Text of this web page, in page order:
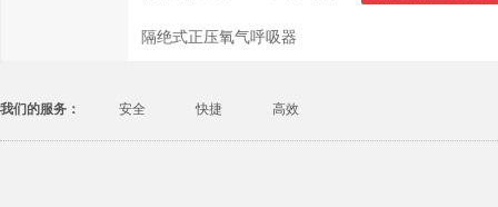
隔绝式正压氧气呼吸器
我们的服务： 安全 快捷 高效